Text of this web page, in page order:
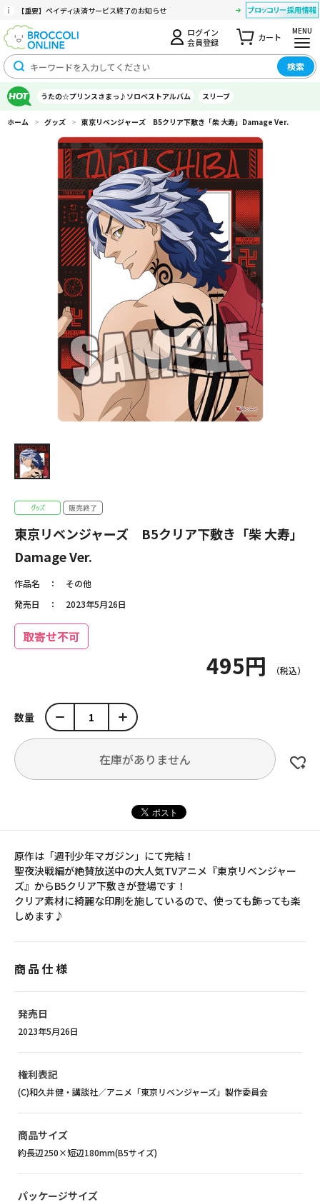
【重要】ペイディ決済サービス終了のお知らせ
ログイン
会員登録
カート
MENU
検索
うたの☆プリンスさまっ♪ソロベストアルバム スリーブ
ホーム > グッズ > 東京リベンジャーズ B5クリア下敷き「柴 大寿」Damage Ver.
東京リベンジャーズ B5クリア下敷き「柴 大寿」
Damage Ver.
作品名
その他
発売日
2023年5月26日
取寄せ不可
495円
数量
在庫がありません
原作は「週刊少年マガジン」にて完結！
聖夜決戦編が絶賛放送中の大人気TVアニメ『東京リベンジャー
ズ』からB5クリア下敷きが登場です！
クリア素材に綺麗な印刷を施しているので、使っても飾っても楽
しめます♪
商品仕様
発売日
2023年5月26日
権利表記
(C)和久井健・講談社／アニメ「東京リベンジャーズ」製作委員会
商品サイズ
約長辺250×短辺180mm(B5サイズ)
パッケージサイズ